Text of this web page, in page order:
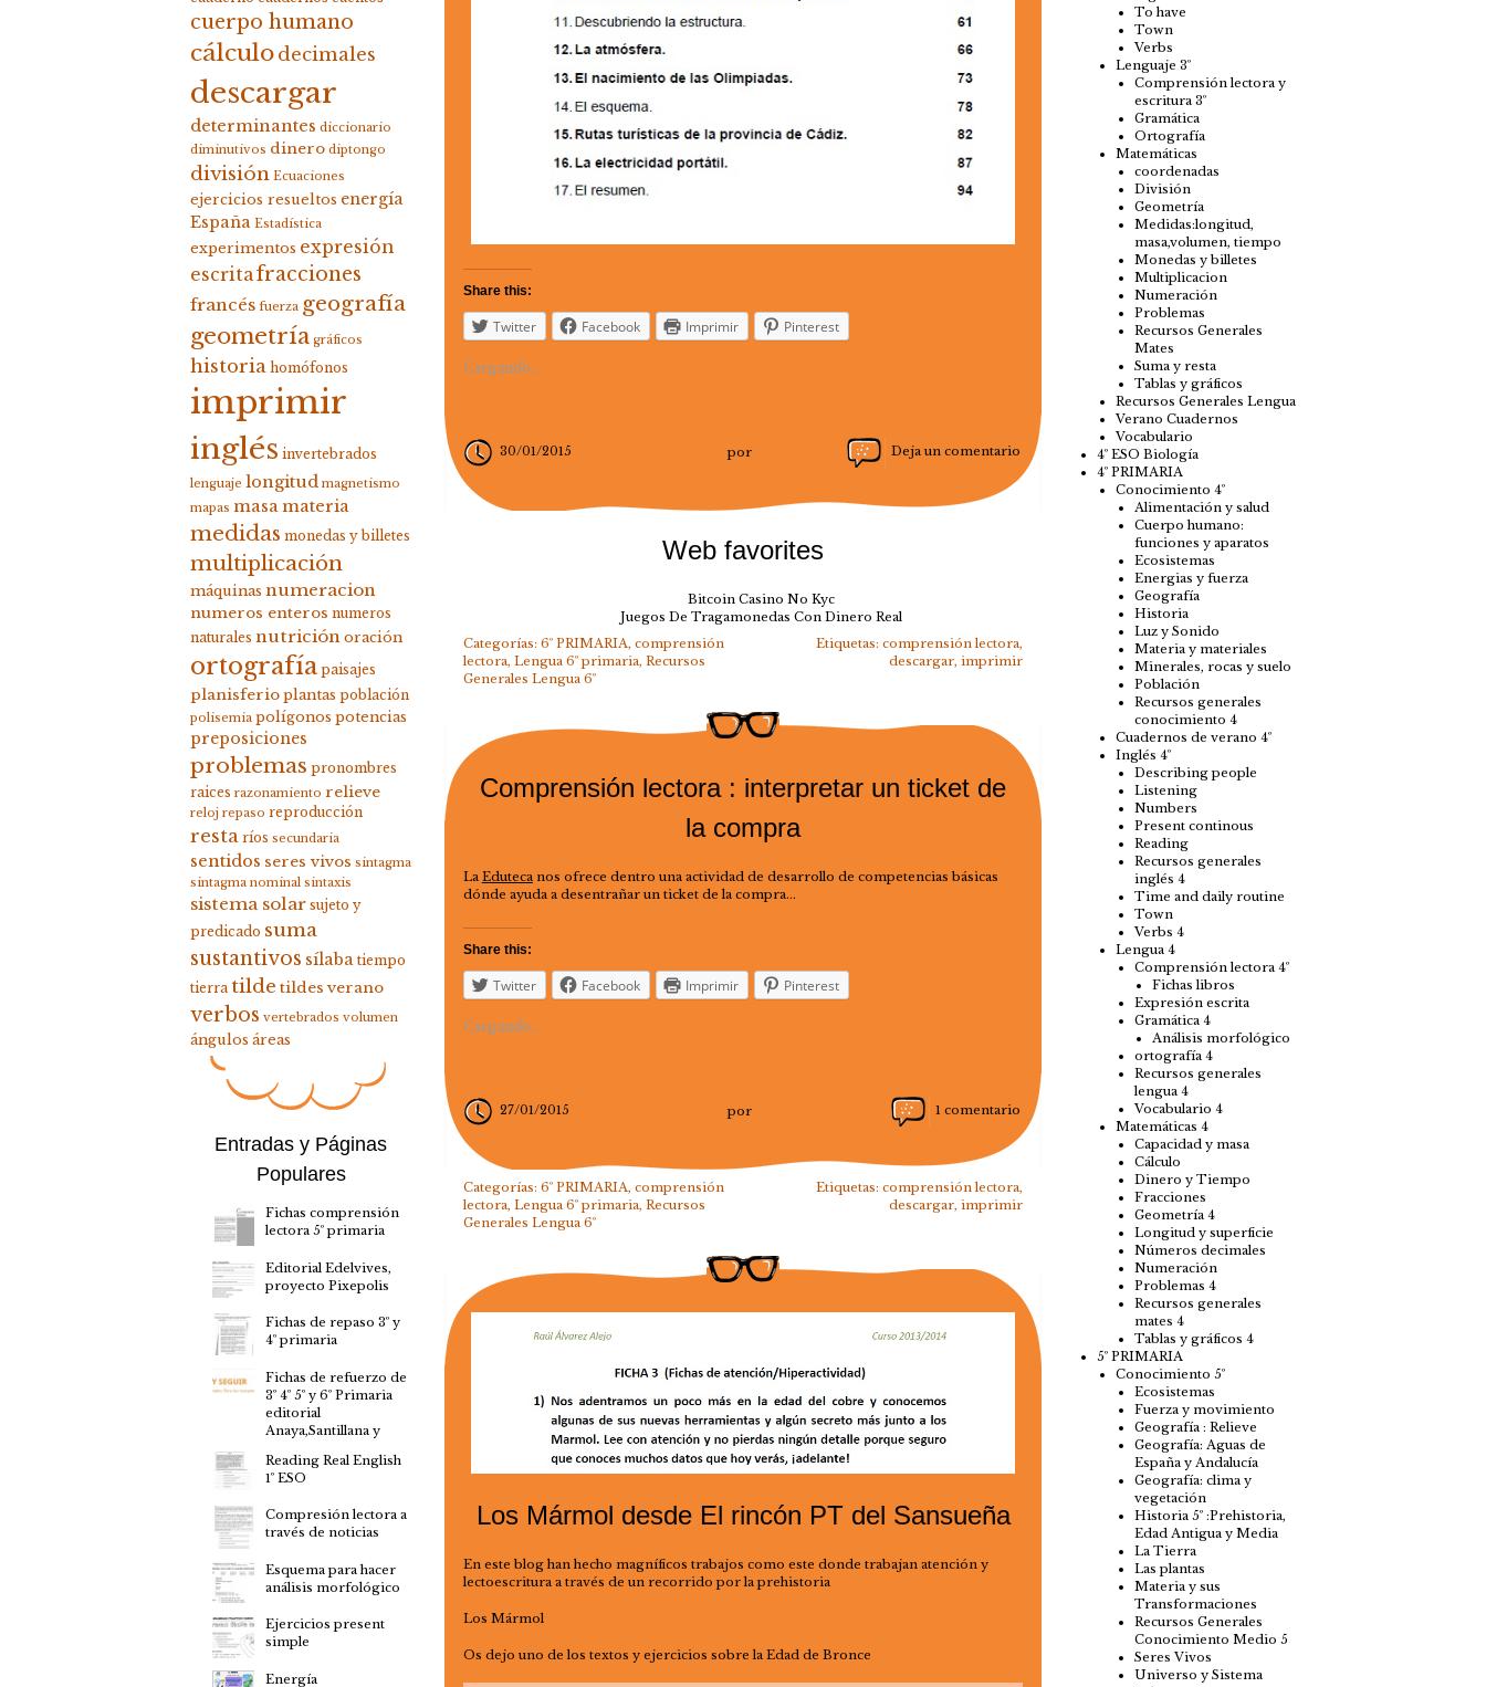
Share this:
Twitter Facebook Imprimir Pinterest
Cargando...
30/01/2015 por Deja un comentario
Web favorites
Bitcoin Casino No Kyc
Juegos De Tragamonedas Con Dinero Real
Categorías: 6º PRIMARIA, comprensión
lectora, Lengua 6º primaria, Recursos
Generales Lengua 6º
Etiquetas:comprensión lectora,
descargar,imprimir
Comprensión lectora : interpretar un ticket de
la compra
La Eduteca nos ofrece dentro una actividad de desarrollo de competencias básicas
dónde ayuda a desentrañar un ticket de la compra…
Share this:
Twitter Facebook Imprimir Pinterest
Cargando...
27/01/2015 por 1 comentario
Categorías: 6º PRIMARIA, comprensión
lectora, Lengua 6º primaria, Recursos
Generales Lengua 6º
Etiquetas:comprensión lectora,
descargar,imprimir
Los Mármol desde El rincón PT del Sansueña
En este blog han hecho magníficos trabajos como este donde trabajan atención y
lectoescritura a través de un recorrido por la prehistoria
Los Mármol
Os dejo uno de los textos y ejercicios sobre la Edad de Bronce
To have
Town
Verbs
Lenguaje 3º
Comprensión lectora y
escritura 3º
Gramática
Ortografía
Matemáticas
coordenadas
División
Geometría
Medidas:longitud,
masa,volumen, tiempo
Monedas y billetes
Multiplicacion
Numeración
Problemas
Recursos Generales
Mates
Suma y resta
Tablas y gráficos
Recursos Generales Lengua
Verano Cuadernos
Vocabulario
4º ESO Biología
4º PRIMARIA
Conocimiento 4º
Alimentación y salud
Cuerpo humano:
funciones y aparatos
Ecosistemas
Energias y fuerza
Geografía
Historia
Luz y Sonido
Materia y materiales
Minerales, rocas y suelo
Población
Recursos generales
conocimiento 4
Cuadernos de verano 4º
Inglés 4º
Describing people
Listening
Numbers
Present continous
Reading
Recursos generales
inglés 4
Time and daily routine
Town
Verbs 4
Lengua 4
Comprensión lectora 4º
Fichas libros
Expresión escrita
Gramática 4
Análisis morfológico
ortografía 4
Recursos generales
lengua 4
Vocabulario 4
Matemáticas 4
Capacidad y masa
Cálculo
Dinero y Tiempo
Fracciones
Geometría 4
Longitud y superficie
Números decimales
Numeración
Problemas 4
Recursos generales
mates 4
Tablas y gráficos 4
5º PRIMARIA
Conocimiento 5º
Ecosistemas
Fuerza y movimiento
Geografía : Relieve
Geografía: Aguas de
España y Andalucía
Geografía: clima y
vegetación
Historia 5º :Prehistoria,
Edad Antigua y Media
La Tierra
Las plantas
Materia y sus
Transformaciones
Recursos Generales
Conocimiento Medio 5
Seres Vivos
Universo y Sistema
cuerpo humano
cálculo decimales
descargar
determinantes diccionario
diminutivos dinero diptongo
división Ecuaciones
ejercicios resueltos energía
España Estadística
experimentos expresión
escritafracciones
francés fuerza geografía
geometría gráficos
historia homófonos
imprimir
inglés invertebrados
lenguaje longitud magnetismo
mapas masamateria
medidas monedas y billetes
multiplicación
máquinas numeracion
numeros enteros numeros
naturales nutrición oración
ortografía paisajes
planisferio plantas población
polisemia polígonos potencias
preposiciones
problemas pronombres
raices razonamiento relieve
reloj repaso reproducción
resta ríos secundaria
sentidos seres vivos sintagma
sintagma nominal sintaxis
sistema solar sujeto y
predicado suma
sustantivos sílaba tiempo
tierra tilde tildes verano
verbos vertebrados volumen
ángulos áreas
Entradas y Páginas
Populares
Fichas comprensión
lectora 5º primaria
Editorial Edelvives,
proyecto Pixepolis
Fichas de repaso 3º y
4º primaria
Fichas de refuerzo de
3º 4º 5º y 6º Primaria
editorial
Anaya,Santillana y
Reading Real English
1º ESO
Compresión lectora a
través de noticias
Esquema para hacer
análisis morfológico
Ejercicios present
simple
Energía